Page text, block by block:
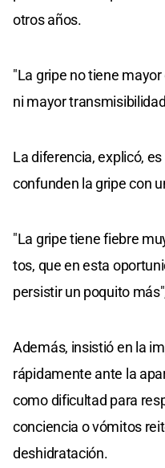
otros años.
"La gripe no tiene
ni mayor
La diferencia, explicó,
confunden la gripe con
"La gripe tiene fiebre
tos, que en esta
persistir un poquito
Además, insistió en la
rápidamente ante la
como dificultad para
conciencia o vómitos
deshidratación.